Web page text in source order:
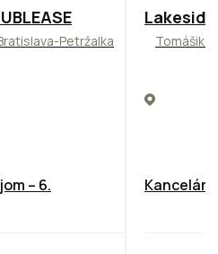
Petržalka
– 6.